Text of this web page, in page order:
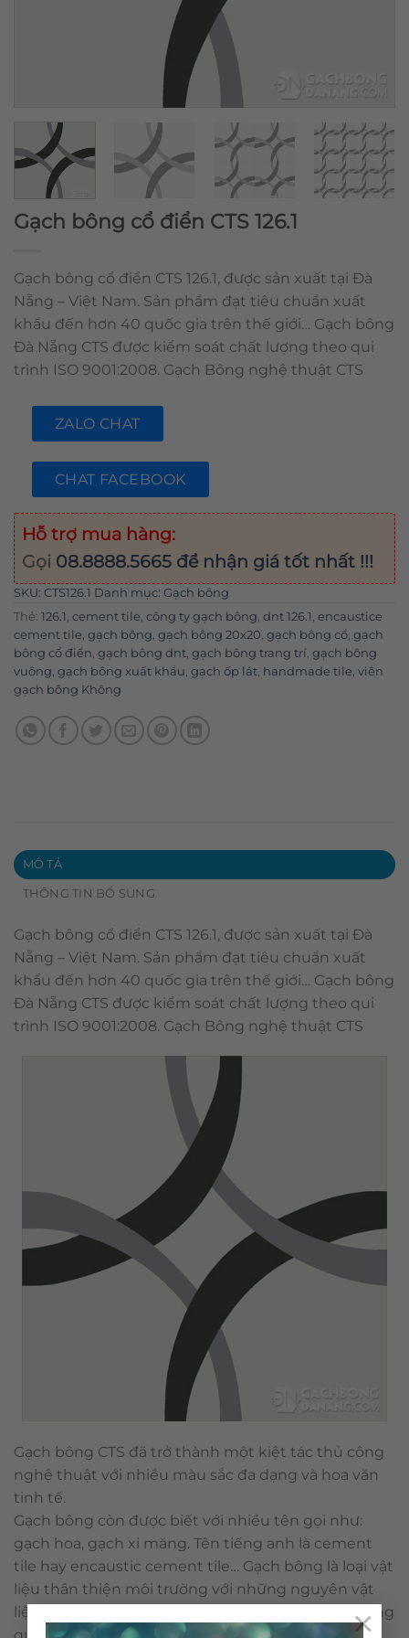
×
Gạch bông cổ điển CTS 126.1
Gạch bông cổ điển CTS 126.1, được sản xuất tại Đà
Nẵng – Việt Nam. Sản phẩm đạt tiêu chuẩn xuất
khẩu đến hơn 40 quốc gia trên thế giới… Gạch bông
Đà Nẵng CTS được kiểm soát chất lượng theo qui
trình ISO 9001:2008. Gạch Bông nghệ thuật CTS
ZALO CHAT
CHAT FACEBOOK
Hỗ trợ mua hàng:
Gọi 08.8888.5665 để nhận giá tốt nhất !!!
SKU: CTS126.1 Danh mục: Gạch bông
Thẻ: 126.1 cement tile công ty gạch bông dnt 126.1 encaustice
cement tile gạch bông gạch bông 20x20 gạch bông cổ gạch
bông cổ điển gạch bông dnt gạch bông trang trí gạch bông
vuông gạch bông xuất khẩu gạch ốp lát handmade tile viên
gạch bông Không
MÔ TẢ
THÔNG TIN BỔ SUNG
Gạch bông cổ điển CTS 126.1, được sản xuất tại Đà
Nẵng – Việt Nam. Sản phẩm đạt tiêu chuẩn xuất
khẩu đến hơn 40 quốc gia trên thế giới… Gạch bông
Đà Nẵng CTS được kiểm soát chất lượng theo qui
trình ISO 9001:2008. Gạch Bông nghệ thuật CTS
Gạch bông CTS đã trở thành một kiệt tác thủ công
nghệ thuật với nhiều màu sắc đa dạng và hoa văn
tinh tế.
Gạch bông còn được biết với nhiều tên gọi như:
gạch hoa, gạch xi măng. Tên tiếng anh là cement
tile hay encaustic cement tile… Gạch bông là loại vật
liệu thân thiện môi trường với những nguyên vật
liệu tự nhiên và không sử dụng nhiên liệu đốt trong